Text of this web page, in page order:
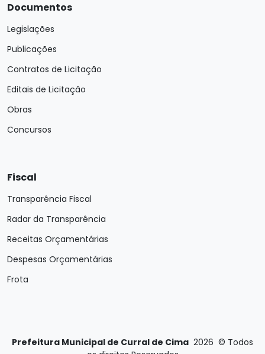
Documentos
Legislações
Publicações
Contratos de Licitação
Editais de Licitação
Obras
Concursos
Fiscal
Transparência Fiscal
Radar da Transparência
Receitas Orçamentárias
Despesas Orçamentárias
Frota
Prefeitura Municipal de Curral de Cima 2026 © Todos